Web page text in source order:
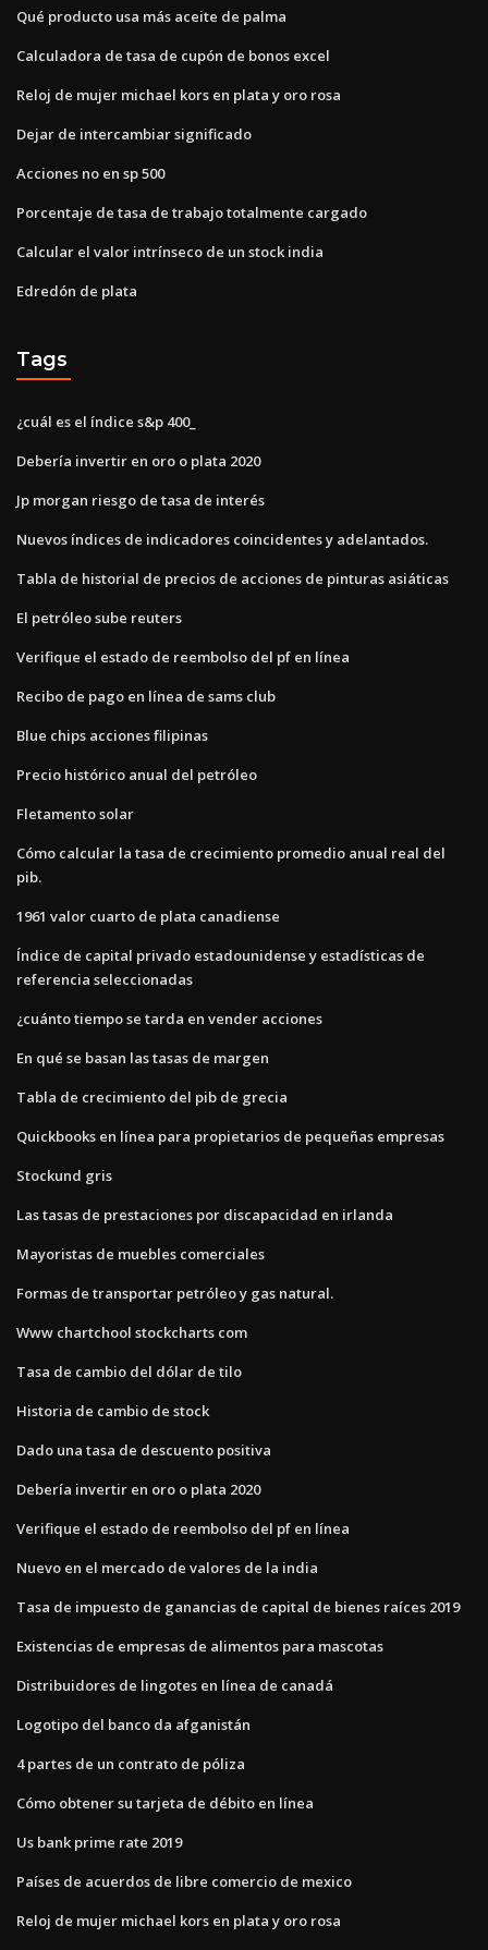
Qué producto usa más aceite de palma
Calculadora de tasa de cupón de bonos excel
Reloj de mujer michael kors en plata y oro rosa
Dejar de intercambiar significado
Acciones no en sp 500
Porcentaje de tasa de trabajo totalmente cargado
Calcular el valor intrínseco de un stock india
Edredón de plata
Tags
¿cuál es el índice s&p 400_
Debería invertir en oro o plata 2020
Jp morgan riesgo de tasa de interés
Nuevos índices de indicadores coincidentes y adelantados.
Tabla de historial de precios de acciones de pinturas asiáticas
El petróleo sube reuters
Verifique el estado de reembolso del pf en línea
Recibo de pago en línea de sams club
Blue chips acciones filipinas
Precio histórico anual del petróleo
Fletamento solar
Cómo calcular la tasa de crecimiento promedio anual real del
pib.
1961 valor cuarto de plata canadiense
Índice de capital privado estadounidense y estadísticas de
referencia seleccionadas
¿cuánto tiempo se tarda en vender acciones
En qué se basan las tasas de margen
Tabla de crecimiento del pib de grecia
Quickbooks en línea para propietarios de pequeñas empresas
Stockund gris
Las tasas de prestaciones por discapacidad en irlanda
Mayoristas de muebles comerciales
Formas de transportar petróleo y gas natural.
Www chartchool stockcharts com
Tasa de cambio del dólar de tilo
Historia de cambio de stock
Dado una tasa de descuento positiva
Debería invertir en oro o plata 2020
Verifique el estado de reembolso del pf en línea
Nuevo en el mercado de valores de la india
Tasa de impuesto de ganancias de capital de bienes raíces 2019
Existencias de empresas de alimentos para mascotas
Distribuidores de lingotes en línea de canadá
Logotipo del banco da afganistán
4 partes de un contrato de póliza
Cómo obtener su tarjeta de débito en línea
Us bank prime rate 2019
Países de acuerdos de libre comercio de mexico
Reloj de mujer michael kors en plata y oro rosa